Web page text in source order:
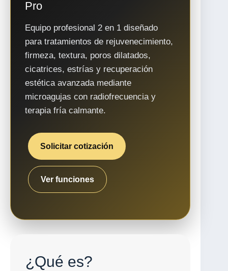
Pro
Equipo profesional 2 en 1 diseñado
para tratamientos de rejuvenecimiento,
firmeza, textura, poros dilatados,
cicatrices, estrías y recuperación
estética avanzada mediante
microagujas con radiofrecuencia y
terapia fría calmante.
Solicitar cotización
Ver funciones
¿Qué es?